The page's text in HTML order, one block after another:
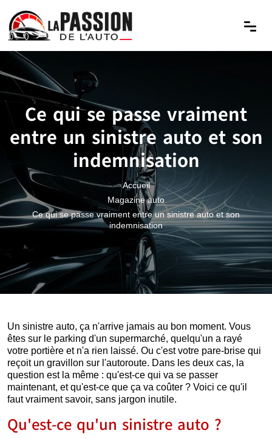
Ce qui se passe vraiment
entre un sinistre auto et son
indemnisation
Accueil
Magazine auto
Ce qui se passe vraiment entre un sinistre auto et son
indemnisation
Un sinistre auto, ça n'arrive jamais au bon moment. Vous
êtes sur le parking d'un supermarché, quelqu'un a rayé
votre portière et n'a rien laissé. Ou c'est votre pare-brise qui
reçoit un gravillon sur l'autoroute. Dans les deux cas, la
question est la même : qu'est-ce qui va se passer
maintenant, et qu'est-ce que ça va coûter ? Voici ce qu'il
faut vraiment savoir, sans jargon inutile.
Qu'est-ce qu'un sinistre auto ?